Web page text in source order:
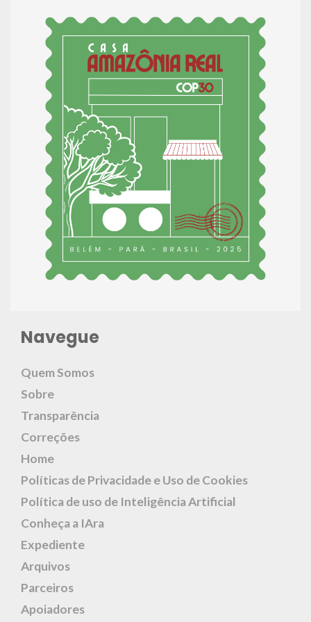
Navegue
Quem Somos
Sobre
Transparência
Correções
Home
Políticas de Privacidade e Uso de Cookies
Política de uso de Inteligência Artificial
Conheça a IAra
Expediente
Arquivos
Parceiros
Apoiadores